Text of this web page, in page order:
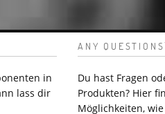
in
lass dir
ANY
Du hast Fragen
Produkten? Hier
Möglichkeiten,